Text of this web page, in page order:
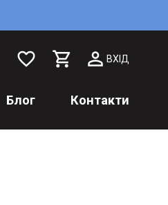
favorite_border ВХІД
Блог Контакти